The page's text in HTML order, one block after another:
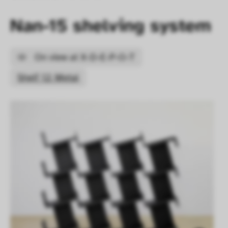
Nan-15 shelving system
On view at X-D-E-P-O-T
Shelf 12: Metal